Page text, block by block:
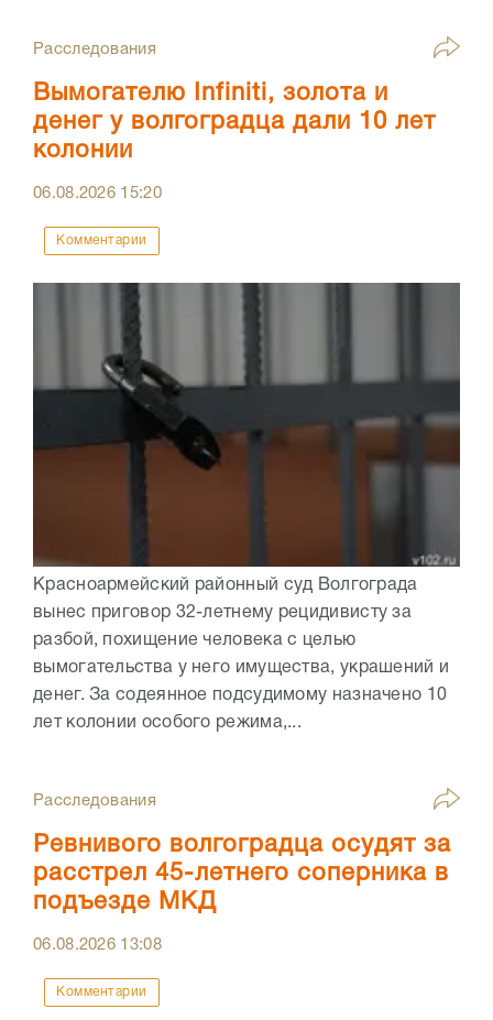
Расследования
Вымогателю Infiniti, золота и
денег у волгоградца дали 10 лет
колонии
06.08.2026 15:20
Комментарии
Красноармейский районный суд Волгограда
вынес приговор 32-летнему рецидивисту за
разбой, похищение человека с целью
вымогательства у него имущества, украшений и
денег. За содеянное подсудимому назначено 10
лет колонии особого режима,...
Расследования
Ревнивого волгоградца осудят за
расстрел 45-летнего соперника в
подъезде МКД
06.08.2026 13:08
Комментарии